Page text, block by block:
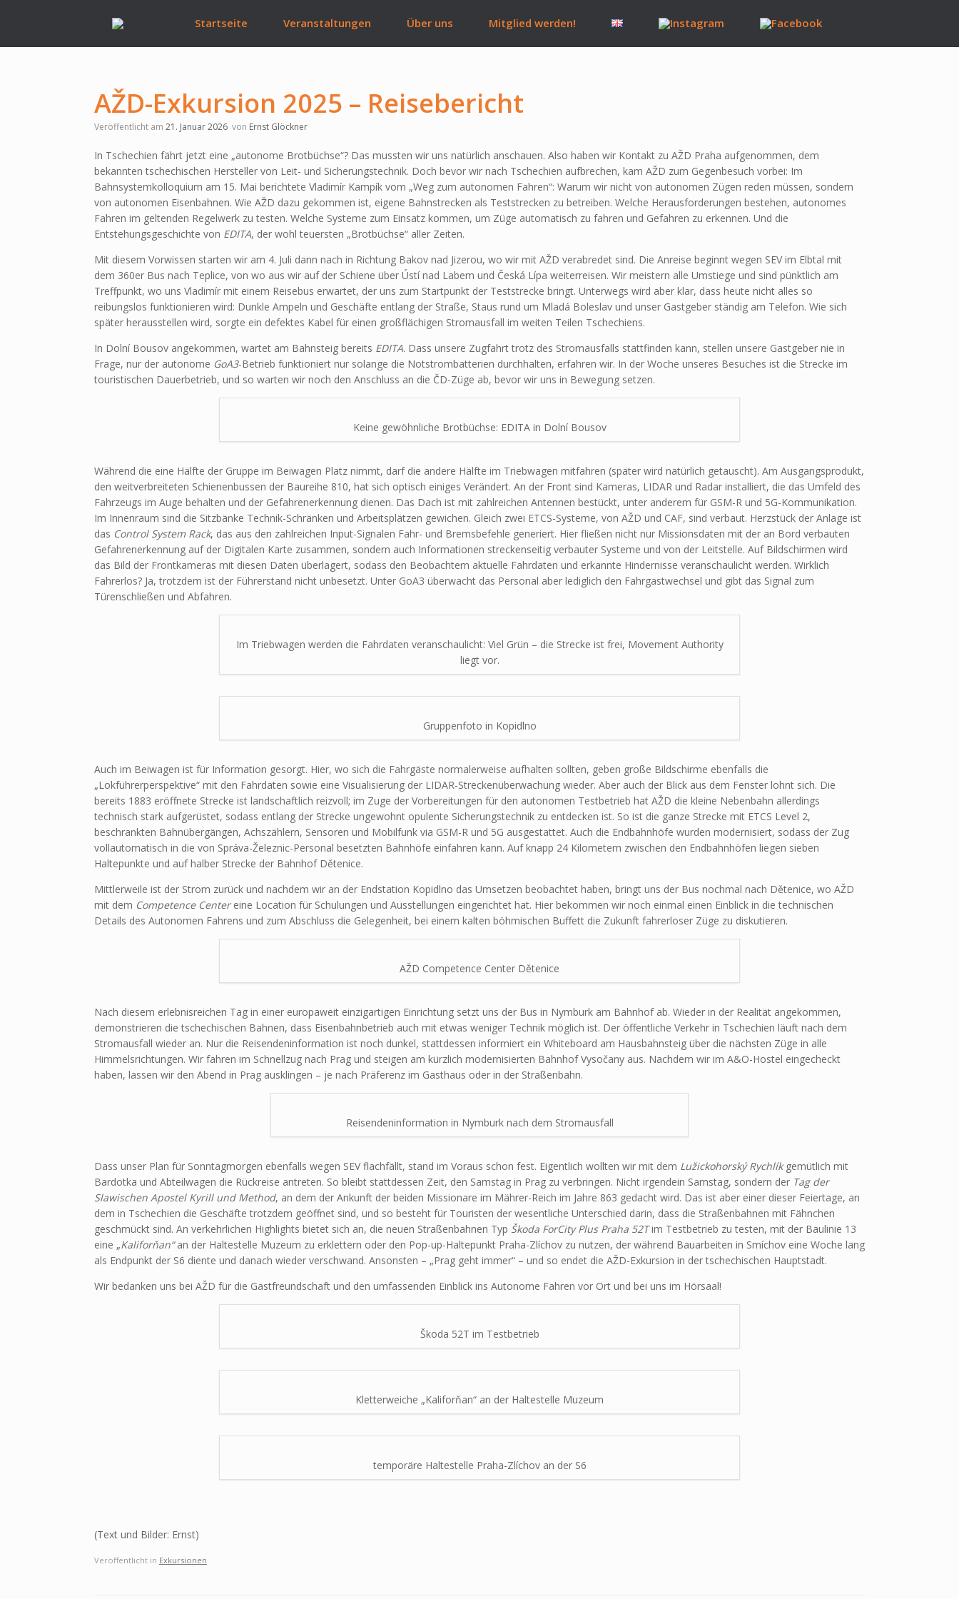
Startseite Veranstaltungen Über uns Mitglied werden!
AŽD-Exkursion 2025 – Reisebericht
Veröffentlicht am 21. Januar 2026 von Ernst Glöckner
In Tschechien fährt jetzt eine „autonome Brotbüchse“? Das mussten wir uns natürlich anschauen. Also haben wir Kontakt zu AŽD Praha aufgenommen, dem
bekannten tschechischen Hersteller von Leit- und Sicherungstechnik. Doch bevor wir nach Tschechien aufbrechen, kam AŽD zum Gegenbesuch vorbei: Im
Bahnsystemkolloquium am 15. Mai berichtete Vladimír Kampík vom „Weg zum autonomen Fahren“: Warum wir nicht von autonomen Zügen reden müssen, sondern
von autonomen Eisenbahnen. Wie AŽD dazu gekommen ist, eigene Bahnstrecken als Teststrecken zu betreiben. Welche Herausforderungen bestehen, autonomes
Fahren im geltenden Regelwerk zu testen. Welche Systeme zum Einsatz kommen, um Züge automatisch zu fahren und Gefahren zu erkennen. Und die
Entstehungsgeschichte von EDITA, der wohl teuersten „Brotbüchse“ aller Zeiten.
Mit diesem Vorwissen starten wir am 4. Juli dann nach in Richtung Bakov nad Jizerou, wo wir mit AŽD verabredet sind. Die Anreise beginnt wegen SEV im Elbtal mit
dem 360er Bus nach Teplice, von wo aus wir auf der Schiene über Ústí nad Labem und Česká Lípa weiterreisen. Wir meistern alle Umstiege und sind pünktlich am
Treffpunkt, wo uns Vladimír mit einem Reisebus erwartet, der uns zum Startpunkt der Teststrecke bringt. Unterwegs wird aber klar, dass heute nicht alles so
reibungslos funktionieren wird: Dunkle Ampeln und Geschäfte entlang der Straße, Staus rund um Mladá Boleslav und unser Gastgeber ständig am Telefon. Wie sich
später herausstellen wird, sorgte ein defektes Kabel für einen großflächigen Stromausfall im weiten Teilen Tschechiens.
In Dolní Bousov angekommen, wartet am Bahnsteig bereits EDITA. Dass unsere Zugfahrt trotz des Stromausfalls stattfinden kann, stellen unsere Gastgeber nie in
Frage, nur der autonome GoA3-Betrieb funktioniert nur solange die Notstrombatterien durchhalten, erfahren wir. In der Woche unseres Besuches ist die Strecke im
touristischen Dauerbetrieb, und so warten wir noch den Anschluss an die ČD-Züge ab, bevor wir uns in Bewegung setzen.
Keine gewöhnliche Brotbüchse: EDITA in Dolní Bousov
Während die eine Hälfte der Gruppe im Beiwagen Platz nimmt, darf die andere Hälfte im Triebwagen mitfahren (später wird natürlich getauscht). Am Ausgangsprodukt,
den weitverbreiteten Schienenbussen der Baureihe 810, hat sich optisch einiges Verändert. An der Front sind Kameras, LIDAR und Radar installiert, die das Umfeld des
Fahrzeugs im Auge behalten und der Gefahrenerkennung dienen. Das Dach ist mit zahlreichen Antennen bestückt, unter anderem für GSM-R und 5G-Kommunikation.
Im Innenraum sind die Sitzbänke Technik-Schränken und Arbeitsplätzen gewichen. Gleich zwei ETCS-Systeme, von AŽD und CAF, sind verbaut. Herzstück der Anlage ist
das Control System Rack, das aus den zahlreichen Input-Signalen Fahr- und Bremsbefehle generiert. Hier fließen nicht nur Missionsdaten mit der an Bord verbauten
Gefahrenerkennung auf der Digitalen Karte zusammen, sondern auch Informationen streckenseitig verbauter Systeme und von der Leitstelle. Auf Bildschirmen wird
das Bild der Frontkameras mit diesen Daten überlagert, sodass den Beobachtern aktuelle Fahrdaten und erkannte Hindernisse veranschaulicht werden. Wirklich
Fahrerlos? Ja, trotzdem ist der Führerstand nicht unbesetzt. Unter GoA3 überwacht das Personal aber lediglich den Fahrgastwechsel und gibt das Signal zum
Türenschließen und Abfahren.
Im Triebwagen werden die Fahrdaten veranschaulicht: Viel Grün – die Strecke ist frei, Movement Authority
liegt vor.
Gruppenfoto in Kopidlno
Auch im Beiwagen ist für Information gesorgt. Hier, wo sich die Fahrgäste normalerweise aufhalten sollten, geben große Bildschirme ebenfalls die
„Lokführerperspektive“ mit den Fahrdaten sowie eine Visualisierung der LIDAR-Streckenüberwachung wieder. Aber auch der Blick aus dem Fenster lohnt sich. Die
bereits 1883 eröffnete Strecke ist landschaftlich reizvoll; im Zuge der Vorbereitungen für den autonomen Testbetrieb hat AŽD die kleine Nebenbahn allerdings
technisch stark aufgerüstet, sodass entlang der Strecke ungewohnt opulente Sicherungstechnik zu entdecken ist. So ist die ganze Strecke mit ETCS Level 2,
beschrankten Bahnübergängen, Achszählern, Sensoren und Mobilfunk via GSM-R und 5G ausgestattet. Auch die Endbahnhöfe wurden modernisiert, sodass der Zug
vollautomatisch in die von Správa-Železnic-Personal besetzten Bahnhöfe einfahren kann. Auf knapp 24 Kilometern zwischen den Endbahnhöfen liegen sieben
Haltepunkte und auf halber Strecke der Bahnhof Dětenice.
Mittlerweile ist der Strom zurück und nachdem wir an der Endstation Kopidlno das Umsetzen beobachtet haben, bringt uns der Bus nochmal nach Dětenice, wo AŽD
mit dem Competence Centereine Location für Schulungen und Ausstellungen eingerichtet hat. Hier bekommen wir noch einmal einen Einblick in die technischen
Details des Autonomen Fahrens und zum Abschluss die Gelegenheit, bei einem kalten böhmischen Buffett die Zukunft fahrerloser Züge zu diskutieren.
AŽD Competence Center Dětenice
Nach diesem erlebnisreichen Tag in einer europaweit einzigartigen Einrichtung setzt uns der Bus in Nymburk am Bahnhof ab. Wieder in der Realität angekommen,
demonstrieren die tschechischen Bahnen, dass Eisenbahnbetrieb auch mit etwas weniger Technik möglich ist. Der öffentliche Verkehr in Tschechien läuft nach dem
Stromausfall wieder an. Nur die Reisendeninformation ist noch dunkel, stattdessen informiert ein Whiteboard am Hausbahnsteig über die nächsten Züge in alle
Himmelsrichtungen. Wir fahren im Schnellzug nach Prag und steigen am kürzlich modernisierten Bahnhof Vysočany aus. Nachdem wir im A&O-Hostel eingecheckt
haben, lassen wir den Abend in Prag ausklingen – je nach Präferenz im Gasthaus oder in der Straßenbahn.
Reisendeninformation in Nymburk nach dem Stromausfall
Dass unser Plan für Sonntagmorgen ebenfalls wegen SEV flachfällt, stand im Voraus schon fest. Eigentlich wollten wir mit dem Lužickohorský Rychlíkgemütlich mit
Bardotka und Abteilwagen die Rückreise antreten. So bleibt stattdessen Zeit, den Samstag in Prag zu verbringen. Nicht irgendein Samstag, sondern der Tag der
Slawischen Apostel Kyrill und Method, an dem der Ankunft der beiden Missionare im Mährer-Reich im Jahre 863 gedacht wird. Das ist aber einer dieser Feiertage, an
dem in Tschechien die Geschäfte trotzdem geöffnet sind, und so besteht für Touristen der wesentliche Unterschied darin, dass die Straßenbahnen mit Fähnchen
geschmückt sind. An verkehrlichen Highlights bietet sich an, die neuen Straßenbahnen Typ Škoda ForCity Plus Praha 52Tim Testbetrieb zu testen, mit der Baulinie 13
eine „Kaliforňan“an der Haltestelle Muzeum zu erklettern oder den Pop-up-Haltepunkt Praha-Zlíchov zu nutzen, der während Bauarbeiten in Smíchov eine Woche lang
als Endpunkt der S6 diente und danach wieder verschwand. Ansonsten – „Prag geht immer“ – und so endet die AŽD-Exkursion in der tschechischen Hauptstadt.
Wir bedanken uns bei AŽD für die Gastfreundschaft und den umfassenden Einblick ins Autonome Fahren vor Ort und bei uns im Hörsaal!
Škoda 52T im Testbetrieb
Kletterweiche „Kaliforňan“ an der Haltestelle Muzeum
temporäre Haltestelle Praha-Zlíchov an der S6
(Text und Bilder: Ernst)
Veröffentlicht in Exkursionen